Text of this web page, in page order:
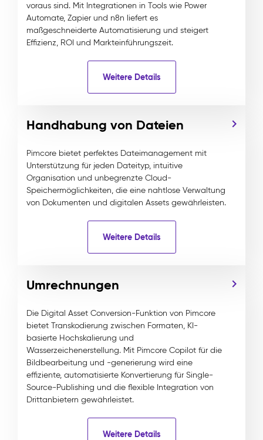
voraus sind. Mit Integrationen in Tools wie Power
Automate, Zapier und n8n liefert es
maßgeschneiderte Automatisierung und steigert
Effizienz, ROI und Markteinführungszeit.
Weitere Details
Handhabung von Dateien
Pimcore bietet perfektes Dateimanagement mit
Unterstützung für jeden Dateityp, intuitive
Organisation und unbegrenzte Cloud-
Speichermöglichkeiten, die eine nahtlose Verwaltung
von Dokumenten und digitalen Assets gewährleisten.
Weitere Details
Umrechnungen
Die Digital Asset Conversion-Funktion von Pimcore
bietet Transkodierung zwischen Formaten, KI-
basierte Hochskalierung und
Wasserzeichenerstellung. Mit Pimcore Copilot für die
Bildbearbeitung und -generierung wird eine
effiziente, automatisierte Konvertierung für Single-
Source-Publishing und die flexible Integration von
Drittanbietern gewährleistet.
Weitere Details